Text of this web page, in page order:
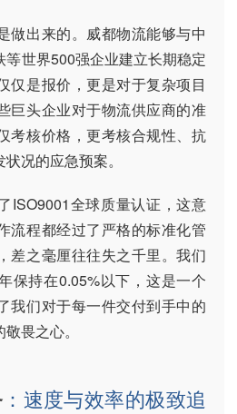
做出来的。威都物流能够与中
等世界500强企业建立长期稳定
仅是报价，更是对于复杂项目
巨头企业对于物流供应商的准
考核价格，更考核合规性、抗
况的应急预案。
ISO9001全球质量认证，这意
流程都经过了严格的标准化管
差之毫厘往往失之千里。我们
保持在0.05%以下，这是一个
我们对于每一件交付到手中的
畏之心。
：速度与效率的极致追